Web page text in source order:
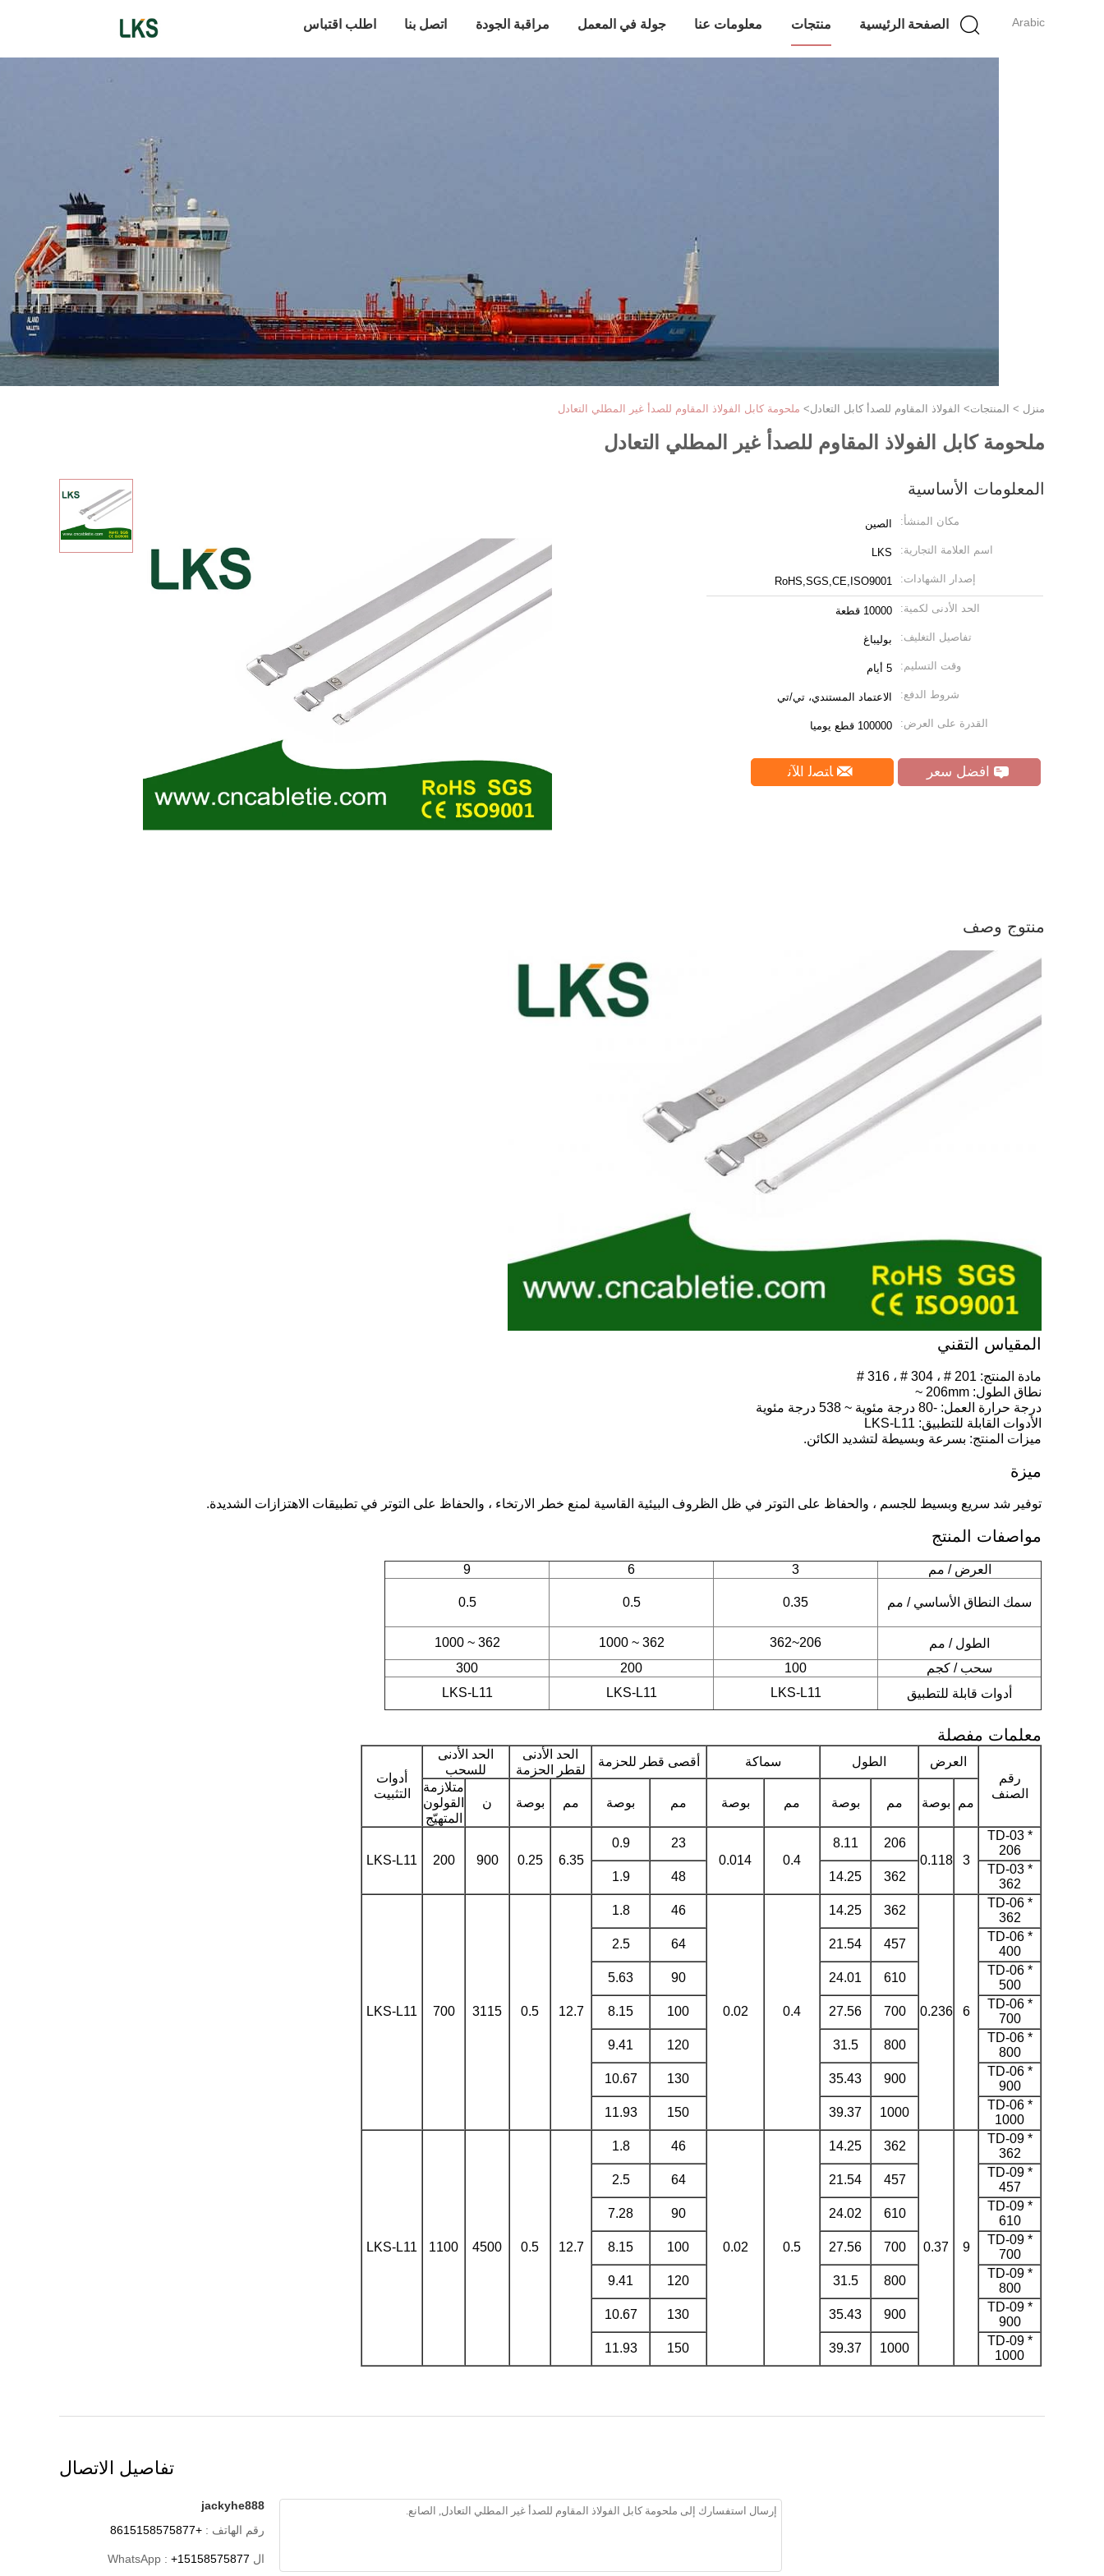
Arabic الصفحة الرئيسية منتجات معلومات عنا جولة في المعمل مراقبة الجودة اتصل بنا اطلب اقتباس
منزل > المنتجات> الفولاذ المقاوم للصدأ كابل التعادل> ملحومة كابل الفولاذ المقاوم للصدأ غير المطلي التعادل
ملحومة كابل الفولاذ المقاوم للصدأ غير المطلي التعادل
المعلومات الأساسية
مكان المنشأ: الصين
اسم العلامة التجارية: LKS
إصدار الشهادات: RoHS,SGS,CE,ISO9001
الحد الأدنى لكمية: 10000 قطعة
تفاصيل التغليف: بوليباغ
وقت التسليم: 5 أيام
شروط الدفع: الاعتماد المستندي، تي/تي
القدرة على العرض: 100000 قطع يوميا
افضل سعر ﺎﺘﺼﻟ ﺍﻶﻧ
منتوج وصف
المقياس التقني
مادة المنتج: 201 # ، 304 # ، 316 #
نطاق الطول: 206mm ~
درجة حرارة العمل: -80 درجة مئوية ~ 538 درجة مئوية
الأدوات القابلة للتطبيق: LKS-L11
ميزات المنتج: بسرعة وبسيطة لتشديد الكائن.
ميزة
توفير شد سريع وبسيط للجسم ، والحفاظ على التوتر في ظل الظروف البيئية القاسية لمنع خطر الارتخاء ، والحفاظ على التوتر في تطبيقات الاهتزازات الشديدة.
مواصفات المنتج
العرض / مم 3
6
9
سمك النطاق الأساسي / مم 0.35
0.5
0.5
الطول / مم 206
~
362
362 ~ 1000
362 ~ 1000
سحب / كجم
100
200
300
أدوات قابلة للتطبيق
LKS-L11
LKS-L11
LKS-L11
معلمات مفصلة
رقم
الصنف
العرض الطول سماكة أقصى قطر للحزمة
الحد الأدنى
لقطر الحزمة
الحد الأدنى
للسحب
أدوات
التثبيت
مم بوصة مم بوصة مم بوصة مم بوصة مم بوصة ن
متلازمة
القولون
المتهيّج
TD-03 *
206
3
0.118
206
8.11
0.4
0.014
23
0.9
6.35
0.25
900
200
LKS-L11
TD-03 *
362
362
14.25
48
1.9
TD-06 *
362
6
0.236
362
14.25
0.4
0.02
46
1.8
12.7
0.5
3115
700
LKS-L11
TD-06 *
400
457
21.54
64
2.5
TD-06 *
500
610
24.01
90
5.63
TD-06 *
700
700
27.56
100
8.15
TD-06 *
800
800
31.5
120
9.41
TD-06 *
900
900
35.43
130
10.67
TD-06 *
1000
1000
39.37
150
11.93
TD-09 *
362
9
0.37
362
14.25
0.5
0.02
46
1.8
12.7
0.5
4500
1100
LKS-L11
TD-09 *
457
457
21.54
64
2.5
TD-09 *
610
610
24.02
90
7.28
TD-09 *
700
700
27.56
100
8.15
TD-09 *
800
800
31.5
120
9.41
TD-09 *
900
900
35.43
130
10.67
TD-09 *
1000
1000
39.37
150
11.93
تفاصيل الاتصال
jackyhe888
رقم الهاتف : +8615158575877
ال WhatsApp : +15158575877